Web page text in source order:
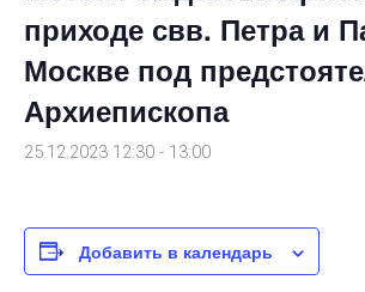
приходе свв. Петра и
Москве под
Архиепископа
25.12.2023 12:30 - 13:00
Добавить в календарь